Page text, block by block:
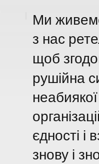
Ми
з нас
щоб
рушійна
єдності
знову і